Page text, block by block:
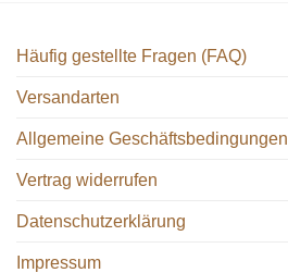
gewählt
werden
Häufig gestellte Fragen (FAQ)
Versandarten
Allgemeine Geschäftsbedingungen
Vertrag widerrufen
Datenschutzerklärung
Impressum